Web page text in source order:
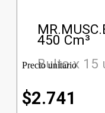
450 Cm³
Bulto x 15
Precio unitario
$2.741